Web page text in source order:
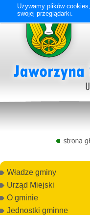
Władze gminy
Urząd Miejski
O gminie
Jednostki gminne
Używamy plików
swojej przeglądarki.